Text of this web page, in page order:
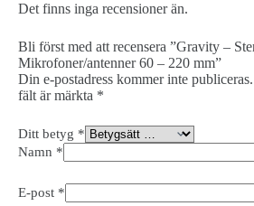
Det finns inga recensioner än.
Bli först med att recensera ”Gravity –
Mikrofoner/antenner 60 – 220 mm”
Din e-postadress kommer inte publiceras.
fält är märkta *
Ditt betyg *
Namn *
E-post *